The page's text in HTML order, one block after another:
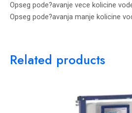
Opseg pode?avanje vece kolicine
Opseg pode?avanja manje kolicine
Related products